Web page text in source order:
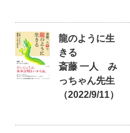
龍のように生
きる
斎藤 一人 み
っちゃん先生
（2022/9/11）